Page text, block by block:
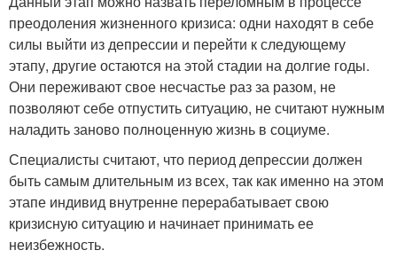
преодоления жизненного кризиса: одни находят в себе
силы выйти из депрессии и перейти к следующему
этапу, другие остаются на этой стадии на долгие годы.
Они переживают свое несчастье раз за разом, не
позволяют себе отпустить ситуацию, не считают нужным
наладить заново полноценную жизнь в социуме.
Специалисты считают, что период депрессии должен
быть самым длительным из всех, так как именно на этом
этапе индивид внутренне перерабатывает свою
кризисную ситуацию и начинает принимать ее
неизбежность.